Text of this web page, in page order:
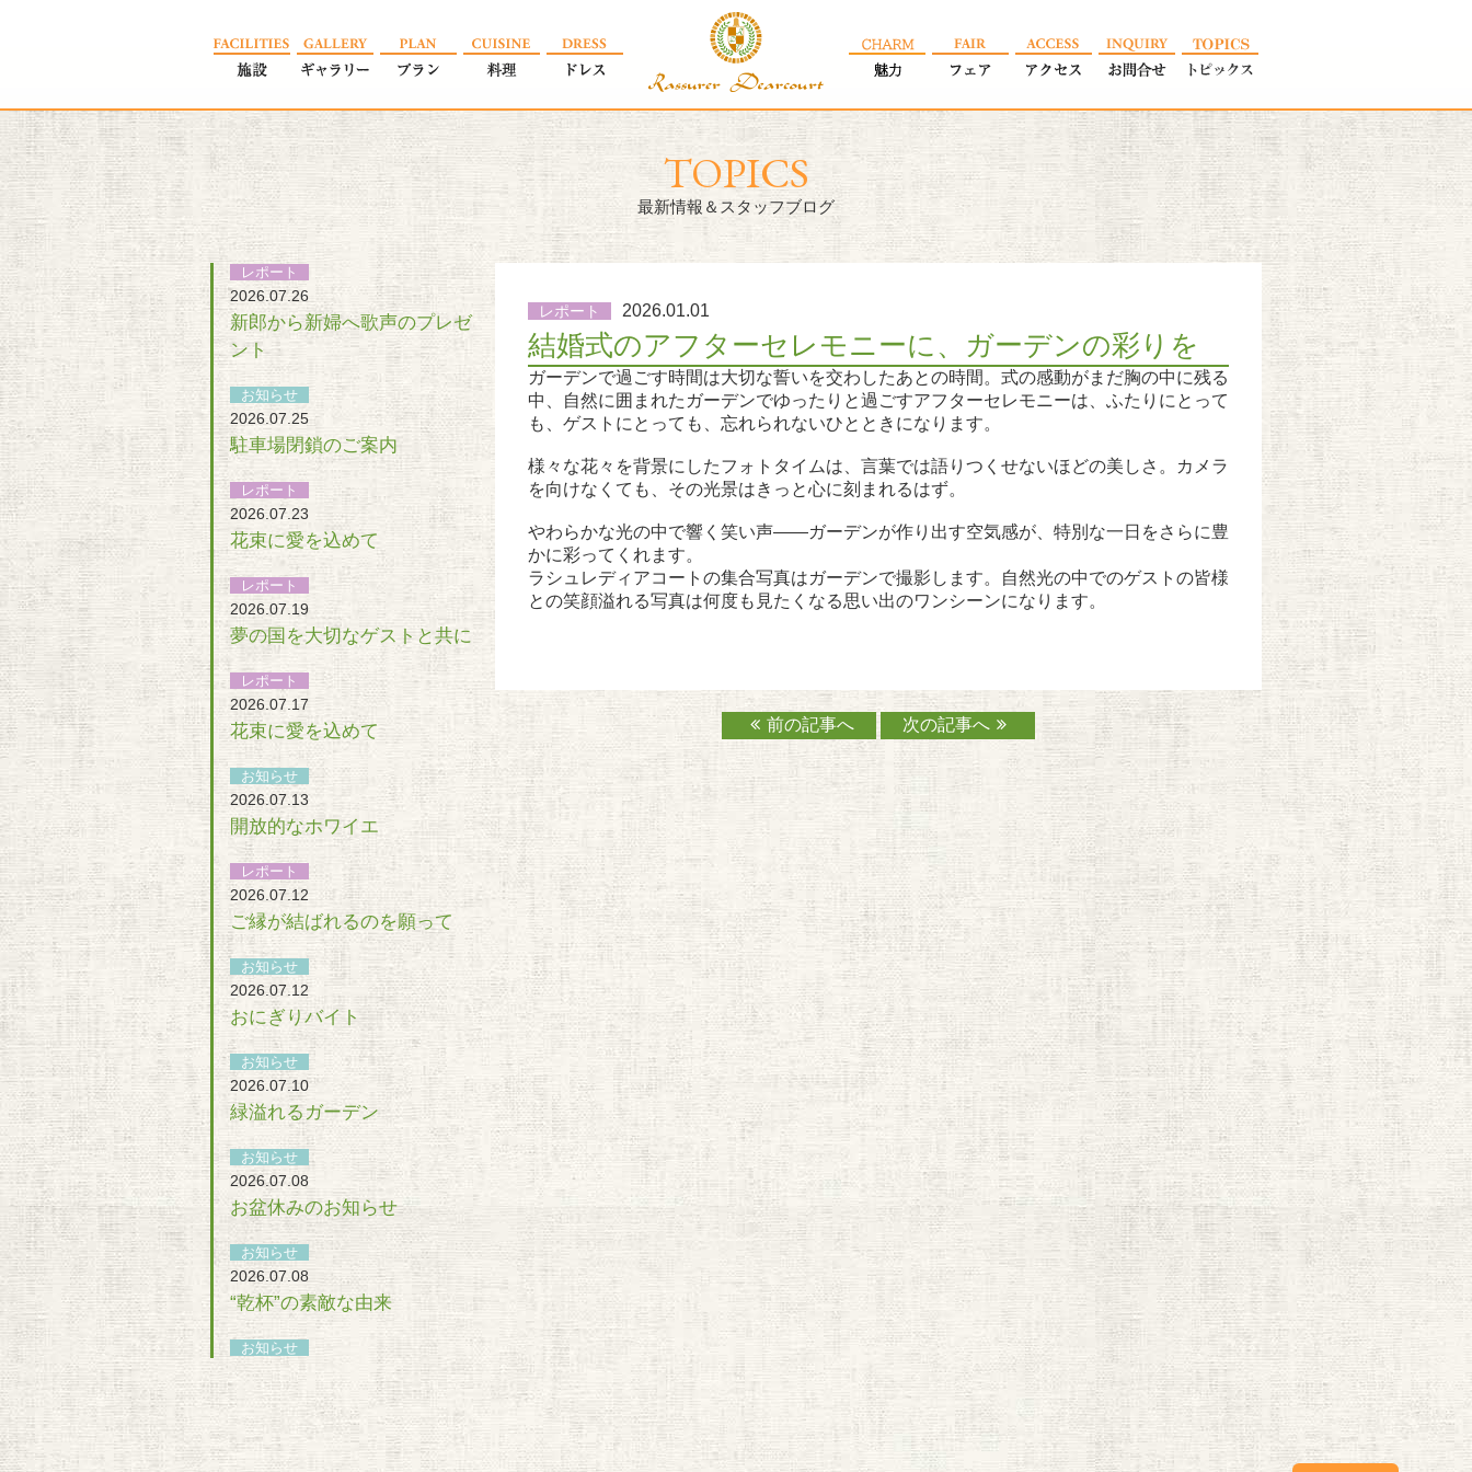
TOPICS
最新情報＆スタッフブログ
レポート 2026.01.01
結婚式のアフターセレモニーに、ガーデンの彩りを
ガーデンで過ごす時間は大切な誓いを交わしたあとの時間。式の感動がまだ胸の中に残る
中、自然に囲まれたガーデンでゆったりと過ごすアフターセレモニーは、ふたりにとって
も、ゲストにとっても、忘れられないひとときになります。
様々な花々を背景にしたフォトタイムは、言葉では語りつくせないほどの美しさ。カメラ
を向けなくても、その光景はきっと心に刻まれるはず。
やわらかな光の中で響く笑い声——ガーデンが作り出す空気感が、特別な一日をさらに豊
かに彩ってくれます。
ラシュレディアコートの集合写真はガーデンで撮影します。自然光の中でのゲストの皆様
との笑顔溢れる写真は何度も見たくなる思い出のワンシーンになります。
前の記事へ 次の記事へ
レポート
2026.07.26
新郎から新婦へ歌声のプレゼ
ント
お知らせ
2026.07.25
駐車場閉鎖のご案内
レポート
2026.07.23
花束に愛を込めて
レポート
2026.07.19
夢の国を大切なゲストと共に
レポート
2026.07.17
花束に愛を込めて
お知らせ
2026.07.13
開放的なホワイエ
レポート
2026.07.12
ご縁が結ばれるのを願って
お知らせ
2026.07.12
おにぎりバイト
お知らせ
2026.07.10
緑溢れるガーデン
お知らせ
2026.07.08
お盆休みのお知らせ
お知らせ
2026.07.08
“乾杯”の素敵な由来
お知らせ
2026.07.07
ラシュレ夏祭り決定！
レポート
2026.07.07